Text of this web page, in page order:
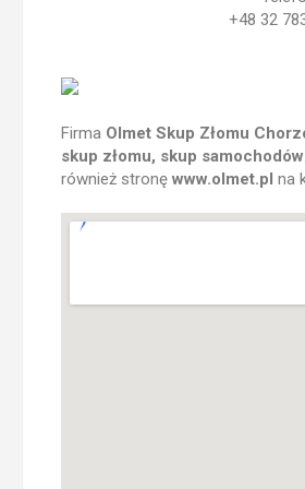
+48 32
Firma Olmet Skup Złomu
skup złomu, skup samochodów
również stronę www.olmet.pl na